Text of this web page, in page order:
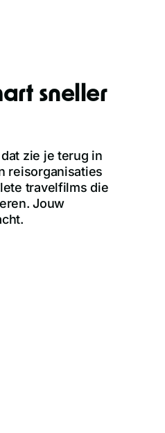
sneller
zie je terug in
reisorganisaties
travelfilms die
Jouw